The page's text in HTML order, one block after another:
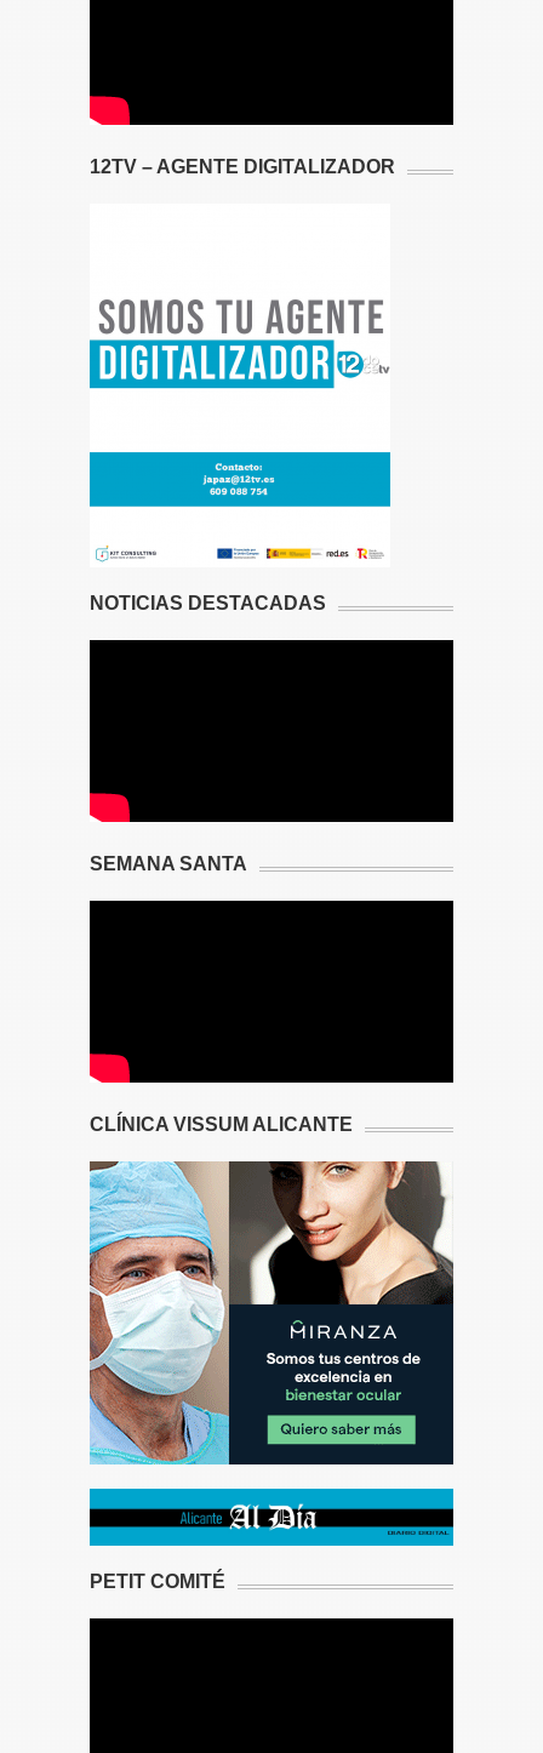
12TV – AGENTE DIGITALIZADOR
NOTICIAS DESTACADAS
SEMANA SANTA
CLÍNICA VISSUM ALICANTE
PETIT COMITÉ